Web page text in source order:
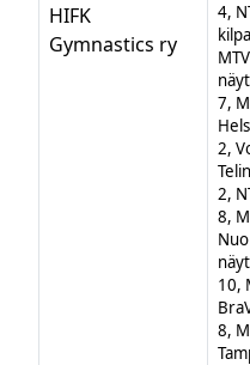
HIFK
Gymnastics ry
4,
7,
2,
2,
8,
10,
8,